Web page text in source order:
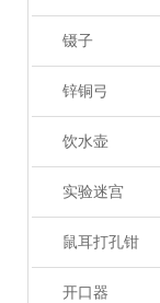
镊子
锌铜弓
饮水壶
实验迷宫
鼠耳打孔钳
开口器